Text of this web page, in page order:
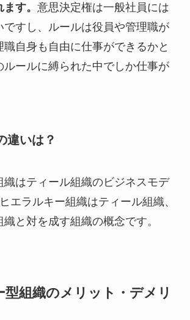
す。 意思決定権は一般社員には
ですし、ルールは役員や管理職が
自身も自由に仕事ができるかと
ルールに縛られた中でしか仕事が
違いは？
織はティール組織のビジネスモデ
エラルキー組織はティール組織、
と対を成す組織の概念です。
組織のメリット・デメリ